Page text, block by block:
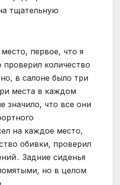
тщательную
первое, что я
проверил количество
в салоне было три
места в каждом
значило, что все они
на каждое место,
обивки, проверил
Задние сиденья
но в целом